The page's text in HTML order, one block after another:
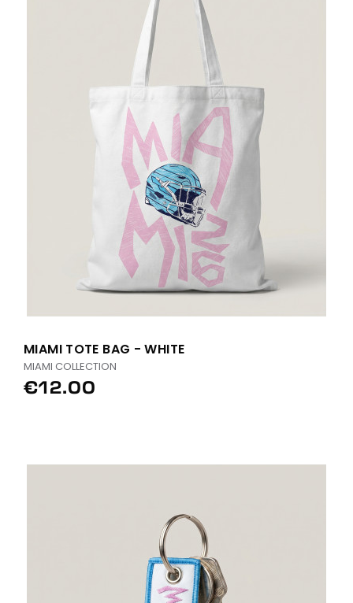
MIAMI TOTE BAG - WHITE
MIAMI COLLECTION
€12.00